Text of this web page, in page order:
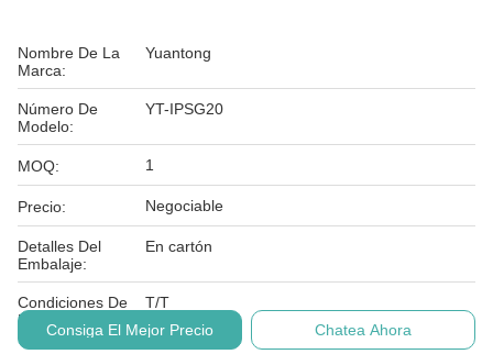
Nombre De La
Marca:
Yuantong
Número De
Modelo:
YT-IPSG20
MOQ: 1
Precio: Negociable
Detalles Del
Embalaje:
En cartón
Condiciones De
Pago:
T/T
Consiga El Mejor Precio
Chatea Ahora